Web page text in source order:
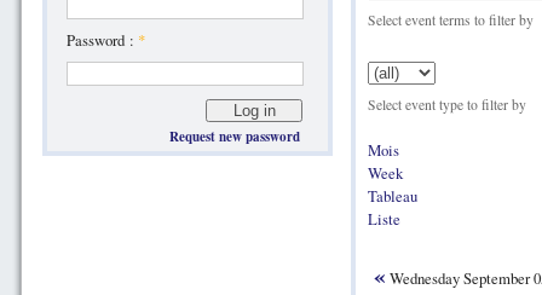
Password : *
Request new password
Select event terms to filter by
Select event type to filter by
Mois
Week
Tableau
Liste
« Wednesday September